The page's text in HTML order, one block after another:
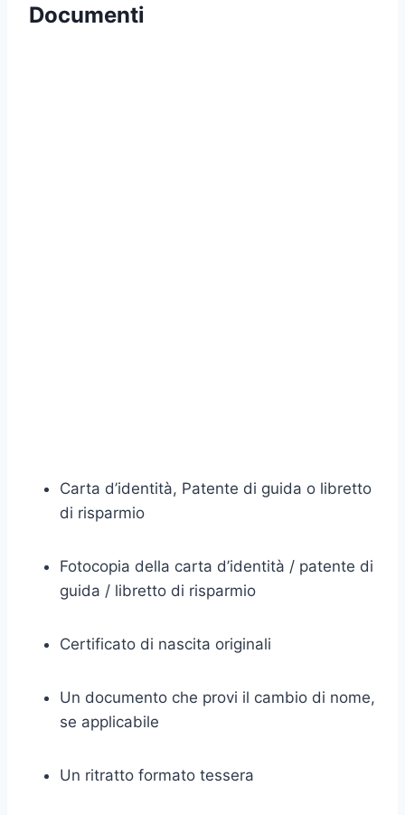
Documenti
Carta d’identità, Patente di guida o libretto
di risparmio
Fotocopia della carta d’identità / patente di
guida / libretto di risparmio
Certificato di nascita originali
Un documento che provi il cambio di nome,
se applicabile
Un ritratto formato tessera